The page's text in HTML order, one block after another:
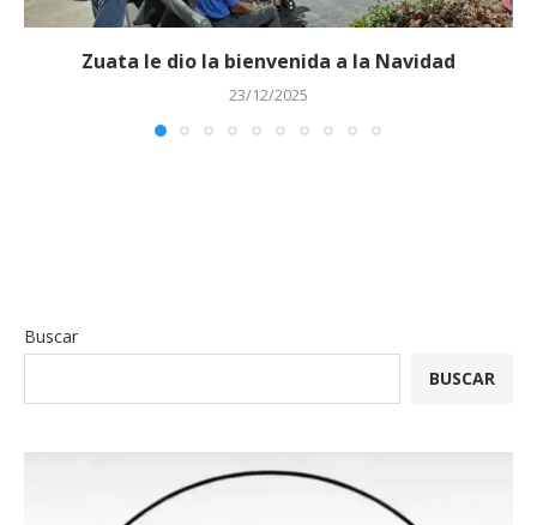
Zuata le dio la bienvenida a la Navidad
23/12/2025
Buscar
BUSCAR